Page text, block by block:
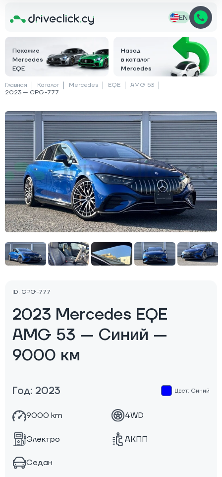
EN
Похожие
Mercedes
EQE
Назад
в каталог
Mercedes
Главная Каталог Mercedes EQE
AMG 53
2023 — CPG-777
ID: CPG-777
2023 Mercedes EQE
AMG 53 — Синий —
9000 км
Год: 2023 Цвет: Синий
9000 km 4WD
Электро АКПП
Седан